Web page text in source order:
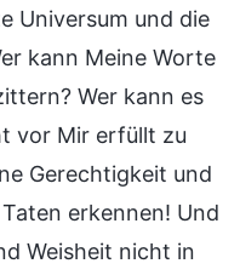
Universum und die
kann Meine Worte
Wer kann es
vor Mir erfüllt zu
Gerechtigkeit und
erkennen! Und
Weisheit nicht in